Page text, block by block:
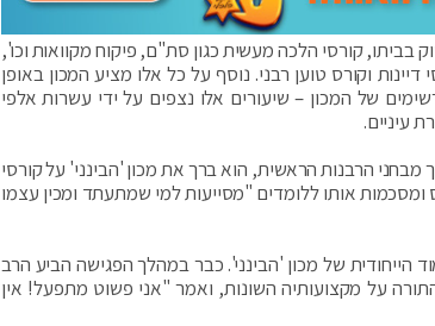
בביתו, קורסי הלכה מעשית כגון סת"ם, פיקוח מקוואות וכו',
וקורס טוען רבני. נוסף על כל אלו מציע המכון באופן
של המכון – שיעורים אלו נצפים על ידי עשרות אלפי
עיניים.
מבחני הרבנות הראשית, הוא ברך את מכון 'הבינני' על קורסי
אותו ללומדים "מסייעות למי שמתעתד ומכין עצמו
הייחודית של מכון 'הבינני'. כבר במהלך הפגישה הביע הרב
על מקצועותיה השונות, ואמר "אני פשוט מתפעל! אין